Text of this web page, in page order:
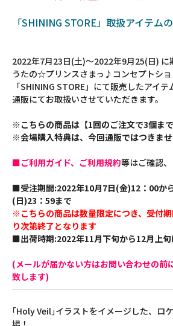
「SHINING STORE」取扱アイテム
2022年7月23日(土)～2022年9月25(日) に
うたの☆プリンスさまっ♪コンセプトシ
「SHINING STORE」にて販売したアイテ
通販にてお取扱いさせていただきます。
※こちらの商品は【1回のご注文で3個まで
※会場購入特典は、今回通販ではつきませ
■ご利用ガイド、ご利用規約等はご確認、
■受注期間:2022年10月7日(金)12：00か
(日)23：59まで
※こちらの商品は数量限定につき、受付
り次第終了となります
■出荷時期:2022年11月下旬から12月上
(メールが届かない方はお問い合わせの前
致します)
｢Holy Veil｣イラストをイメージした、ロ